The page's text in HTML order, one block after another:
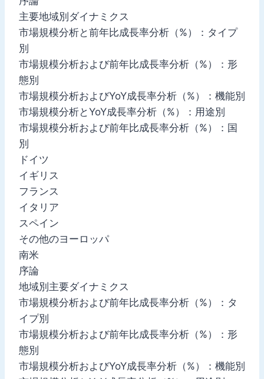
主要地域別ダイナミクス
市場規模分析と前年比成長率分析（%）：タイプ
別
市場規模分析および前年比成長率分析（%）：形
態別
市場規模分析およびYoY成長率分析（%）：機能別
市場規模分析とYoY成長率分析（%）：用途別
市場規模分析および前年比成長率分析（%）：国
別
ドイツ
イギリス
フランス
イタリア
スペイン
その他のヨーロッパ
南米
序論
地域別主要ダイナミクス
市場規模分析および前年比成長率分析（%）：タ
イプ別
市場規模分析および前年比成長率分析（%）：形
態別
市場規模分析およびYoY成長率分析（%）：機能別